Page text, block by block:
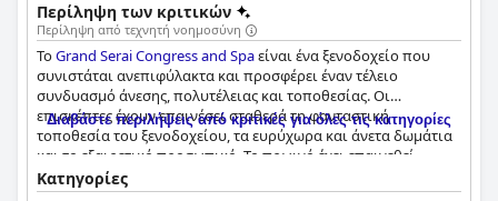
Μέσης Ανατολής.
Περίληψη των κριτικών
Περίληψη από τεχνητή νοημοσύνη
ΤοGrand Serai Congress and Spaείναι ένα ξενοδοχείο που
συνιστάται ανεπιφύλακτα και προσφέρει έναν τέλειο
συνδυασμό άνεσης, πολυτέλειας και τοποθεσίας. Οι
επισκέπτες έχουν επαινέσει σταθερά τη φανταστική
τοποθεσία του ξενοδοχείου, τα ευρύχωρα και άνετα δωμάτια
και το εξαιρετικό προσωπικό. Το πρωινό έχει επαινεθεί
ιδιαίτερα για τη μεγάλη ποικιλία και την ποιότητα των
τροφίμων του. Σημειώνεται επίσης η καθαριότητα του
Διαβάστε περιλήψεις από κριτικές για όλες τις κατηγορίες
Κατηγορίες